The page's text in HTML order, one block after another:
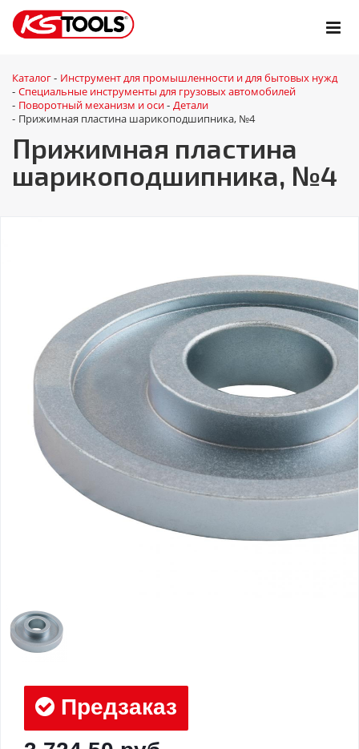
Каталог - Инструмент для промышленности и для бытовых нужд
- Специальные инструменты для грузовых автомобилей
- Поворотный механизм и оси - Детали
- Прижимная пластина шарикоподшипника, №4
Прижимная пластина
шарикоподшипника, №4
Предзаказ